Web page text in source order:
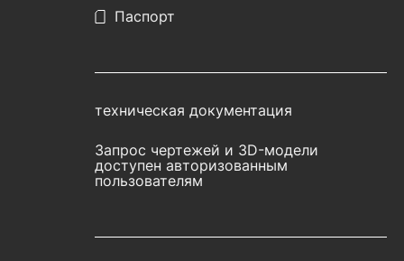
Паспорт
техническая документация
Запрос чертежей и 3D-модели
доступен авторизованным
пользователям